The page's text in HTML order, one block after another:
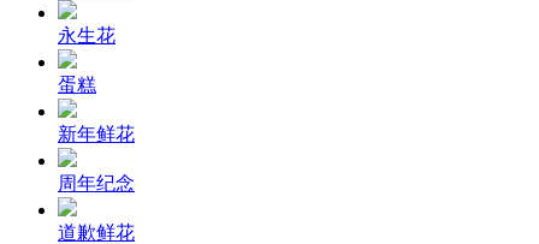
永生花
蛋糕
新年鲜花
周年纪念
道歉鲜花